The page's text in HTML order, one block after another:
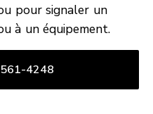
pour signaler un
à un équipement.
4248